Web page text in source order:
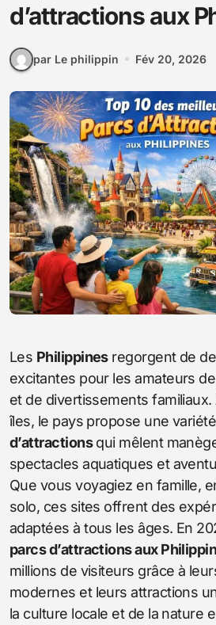
d’attractions aux
par Le philippin Fév 20, 2026
Les Philippinesregorgent de
excitantes pour les amateurs
et de divertissements
îles, le pays propose une
d’attractionsqui mêlent
spectacles aquatiques et
Que vous voyagiez en famille,
solo, ces sites offrent des
adaptées à tous les âges. En
parcs d’attractions aux
millions de visiteurs grâce à
modernes et leurs attractions
la culture locale et de la nature